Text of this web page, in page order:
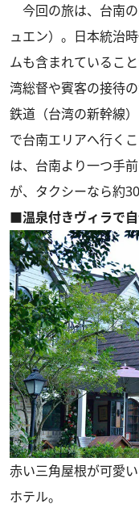
今回の旅は、台南
ュエン）。日本統治
ムも含まれているこ
湾総督や賓客の接待
鉄道（台湾の新幹線
で台南エリアへ行く
は、台南より一つ手
が、タクシーなら約
■温泉付きヴィラで
赤い三角屋根が可愛
ホテル。